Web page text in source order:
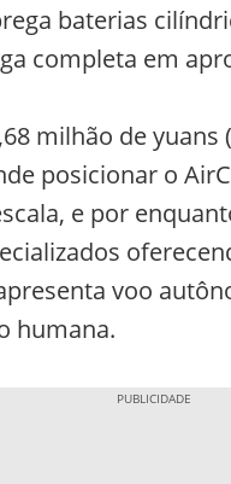
baterias
completa em
milhão de
posicionar o
e por
voo
humana.